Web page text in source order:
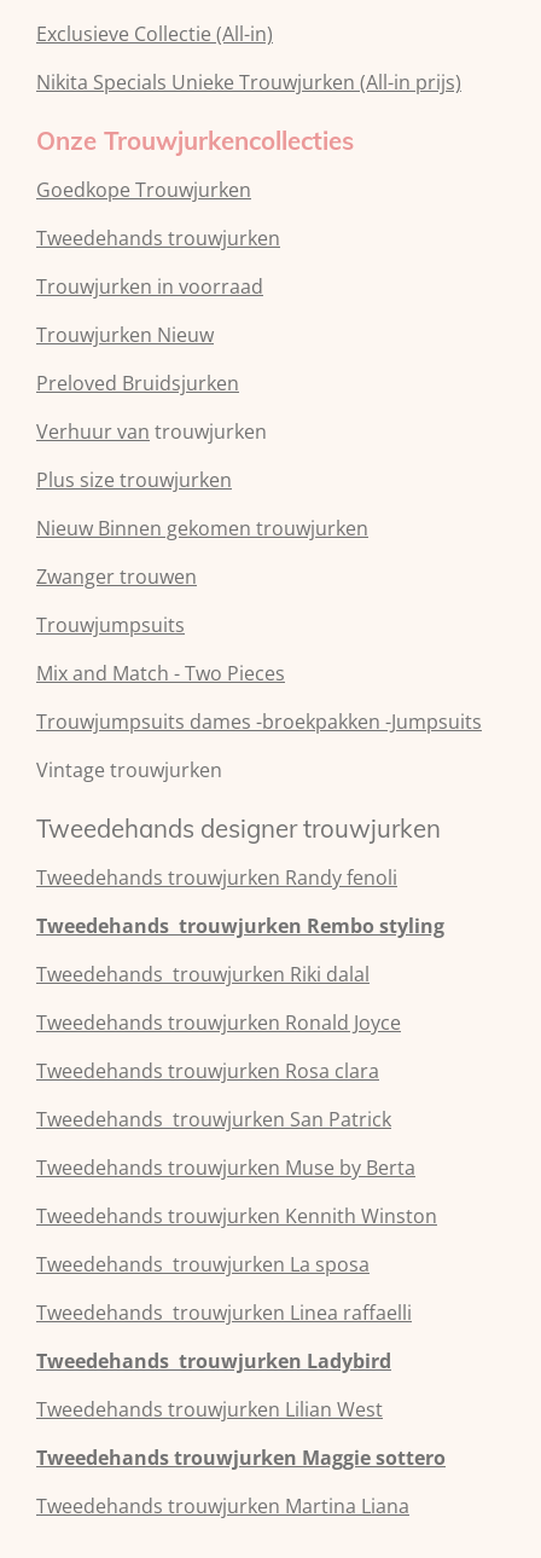
Exclusieve Collectie (All-in)
Nikita Specials Unieke Trouwjurken (All-in prijs)
Onze Trouwjurkencollecties
Goedkope Trouwjurken
Tweedehands trouwjurken
Trouwjurken in voorraad
Trouwjurken Nieuw
Preloved Bruidsjurken
Verhuur van trouwjurken
Plus size trouwjurken
Nieuw Binnen gekomen trouwjurken
Zwanger trouwen
Trouwjumpsuits
Mix and Match - Two Pieces
Trouwjumpsuits dames -broekpakken -Jumpsuits
Vintage trouwjurken
Tweedehands designer trouwjurken
Tweedehands trouwjurken Randy fenoli
Tweedehands trouwjurken Rembo styling
Tweedehands trouwjurken Riki dalal
Tweedehands trouwjurken Ronald Joyce
Tweedehands trouwjurken Rosa clara
Tweedehands trouwjurken San Patrick
Tweedehands trouwjurken Muse by Berta
Tweedehands trouwjurken Kennith Winston
Tweedehands trouwjurken La sposa
Tweedehands trouwjurken Linea raffaelli
Tweedehands trouwjurken Ladybird
Tweedehands trouwjurken Lilian West
Tweedehandstrouwjurken Maggie sottero
Tweedehands trouwjurken Martina Liana